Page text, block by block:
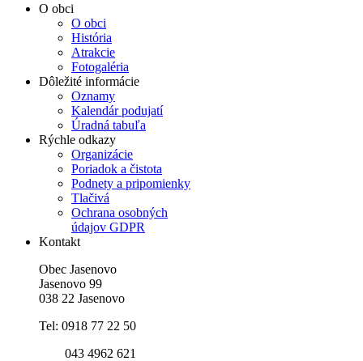
O obci
O obci
História
Atrakcie
Fotogaléria
Dôležité informácie
Oznamy
Kalendár podujatí
Úradná tabuľa
Rýchle odkazy
Organizácie
Poriadok a čistota
Podnety a pripomienky
Tlačivá
Ochrana osobných
údajov GDPR
Kontakt
Obec Jasenovo
Jasenovo 99
038 22 Jasenovo
Tel: 0918 77 22 50
043 4962 621